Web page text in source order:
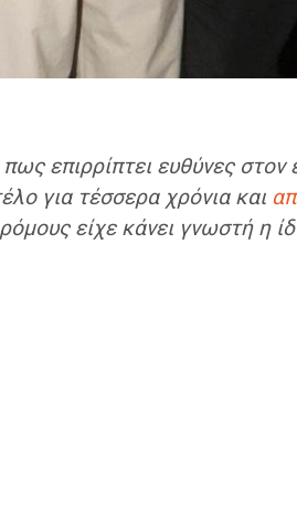
επιρρίπτει ευθύνες στον
για τέσσερα χρόνια και
είχε κάνει γνωστή η